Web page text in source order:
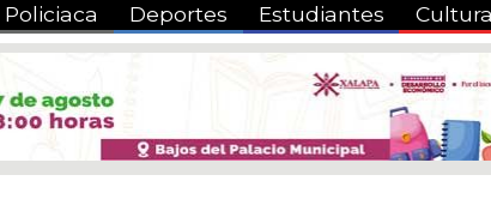
Policiaca Deportes Estudiantes Cultura